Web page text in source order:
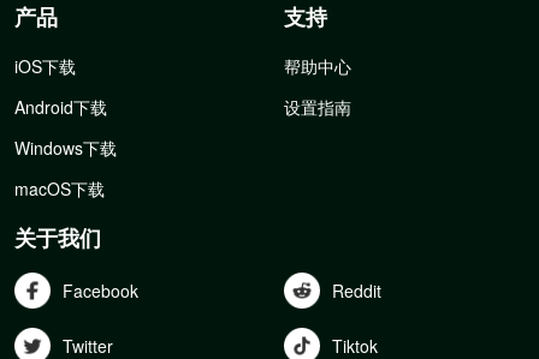
产品
iOS下载
Android下载
Windows下载
macOS下载
支持
帮助中心
设置指南
关于我们
Facebook Reddit
Twitter Tiktok